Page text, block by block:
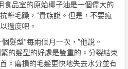
食品室的原始椰子油是一個偉大的
擊毛躁，”貴族說。但是，不要瘋
過度吧。
髮型“每兩個月一次，”他說。
的髮型的好處是雙重的。分裂結束
。磨損的毛髮更快地失去水分並有